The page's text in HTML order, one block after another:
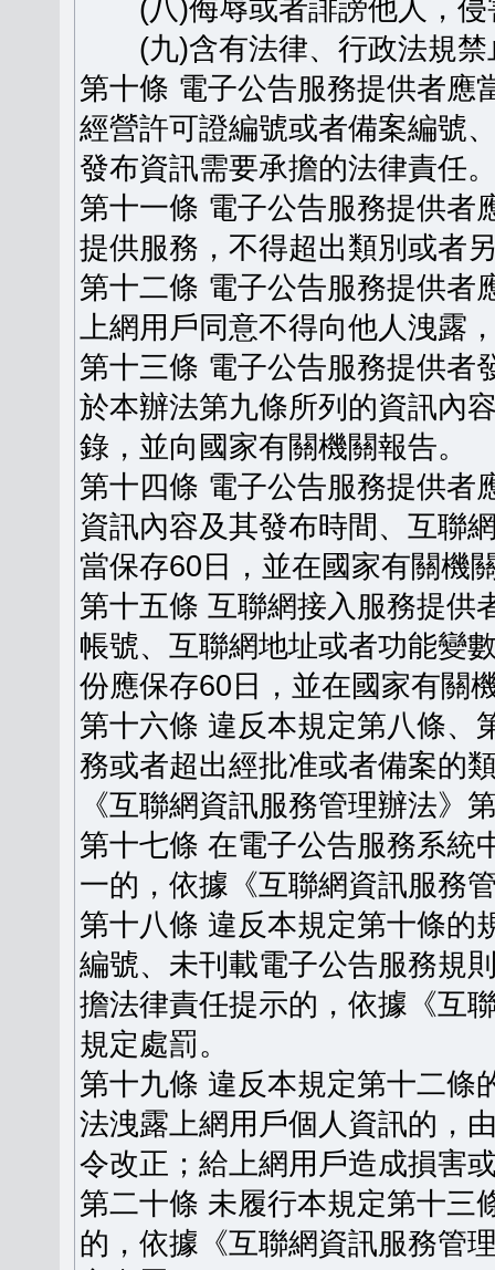
(八)侮辱或者誹謗他人，侵
(九)含有法律、行政法規禁
第十條 電子公告服務提供者應
經營許可證編號或者備案編號
發布資訊需要承擔的法律責任
第十一條 電子公告服務提供者
提供服務，不得超出類別或者
第十二條 電子公告服務提供者
上網用戶同意不得向他人洩露
第十三條 電子公告服務提供者
於本辦法第九條所列的資訊內
錄，並向國家有關機關報告。
第十四條 電子公告服務提供者
資訊內容及其發布時間、互聯
當保存60日，並在國家有關機
第十五條 互聯網接入服務提供
帳號、互聯網地址或者功能變
份應保存60日，並在國家有關
第十六條 違反本規定第八條、
務或者超出經批准或者備案的
《互聯網資訊服務管理辦法》
第十七條 在電子公告服務系統
一的，依據《互聯網資訊服務
第十八條 違反本規定第十條的
編號、未刊載電子公告服務規
擔法律責任提示的，依據《互
規定處罰。
第十九條 違反本規定第十二條
法洩露上網用戶個人資訊的，
令改正；給上網用戶造成損害
第二十條 未履行本規定第十三
的，依據《互聯網資訊服務管